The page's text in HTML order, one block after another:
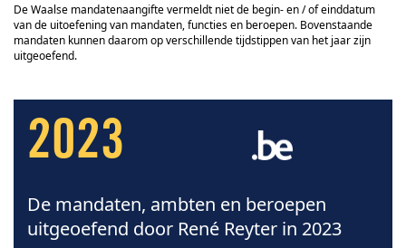
De Waalse mandatenaangifte vermeldt niet de begin- en / of einddatum
van de uitoefening van mandaten, functies en beroepen. Bovenstaande
mandaten kunnen daarom op verschillende tijdstippen van het jaar zijn
uitgeoefend.
2023
De mandaten, ambten en beroepen
uitgeoefend door René Reyter in 2023